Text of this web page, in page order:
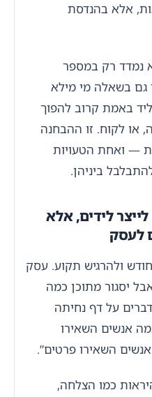
אלא בהנדסת
נמדד רק במספר
גם בשאלה מי מילא
באמת קרוב להפוך
או לקוח. זו ההבחנה
— ואחת הטעויות
ביניהן.
לידים, אלא
לעסק
80 פניות בחודש ולהרגיש תקוע. עסק
בלבד, אבל יסגור מתוכן כמה
על דף נחיתה
אנשים השאירו
השאירו פרטים”.
כמו הצלחה,